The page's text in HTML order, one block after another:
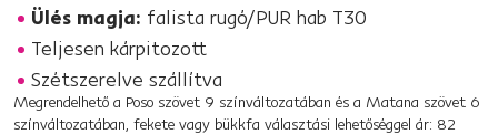
Ülés magja: falista rugó/PUR hab T30
Teljesen kárpitozott
Szétszerelve szállítva
Megrendelhető a Poso szövet 9 színváltozatában és a Matana szövet 6
színváltozatában, fekete vagy bükkfa választási lehetőséggel ár: 82